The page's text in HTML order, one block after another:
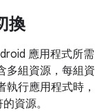
換
應用程式所需
多組資源，每組資
行應用程式時，
資源。